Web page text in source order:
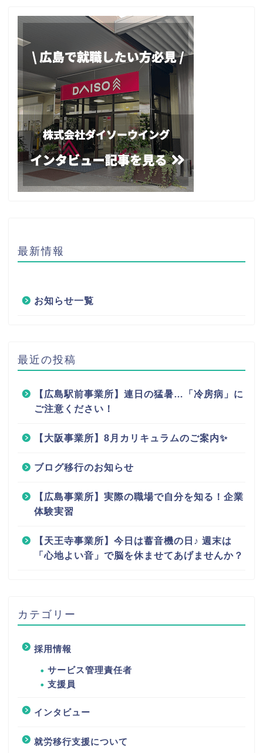
最新情報
お知らせ一覧
最近の投稿
【広島駅前事業所】連日の猛暑…「冷房病」に
ご注意ください！
【大阪事業所】8月カリキュラムのご案内✨
ブログ移行のお知らせ
【広島事業所】実際の職場で自分を知る！企業
体験実習
【天王寺事業所】今日は蓄音機の日♪ 週末は
「心地よい音」で脳を休ませてあげませんか？
カテゴリー
採用情報
サービス管理責任者
支援員
インタビュー
就労移行支援について